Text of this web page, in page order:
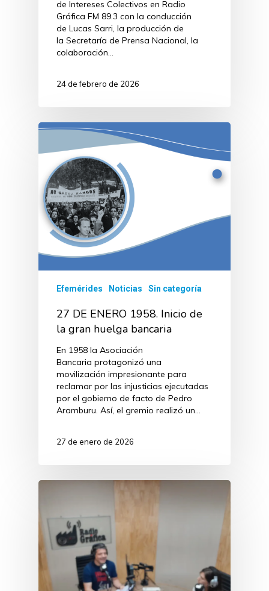
de Intereses Colectivos en Radio
Gráfica FM 89.3 con la conducción
de Lucas Sarri, la producción de
la Secretaría de Prensa Nacional, la
colaboración…
24 de febrero de 2026
Efemérides Noticias Sin categoría
27 DE ENERO 1958. Inicio de
la gran huelga bancaria
En 1958 la Asociación
Bancaria protagonizó una
movilización impresionante para
reclamar por las injusticias ejecutadas
por el gobierno de facto de Pedro
Aramburu. Así, el gremio realizó un…
27 de enero de 2026